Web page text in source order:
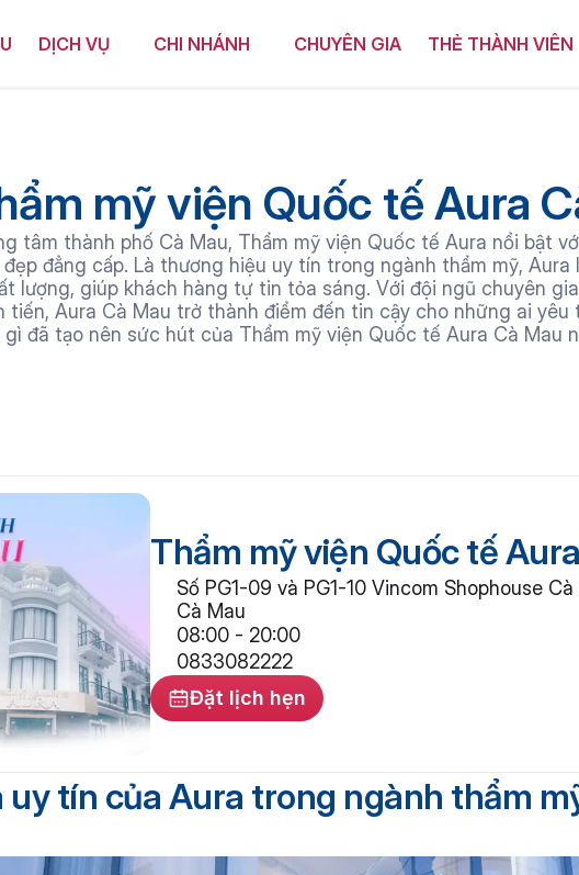
mỹ viện Quốc tế Aura
tâm thành phố Cà Mau, Thẩm mỹ viện Quốc tế Aura nổi bật
đẳng cấp. Là thương hiệu uy tín trong ngành thẩm mỹ,
lượng, giúp khách hàng tự tin tỏa sáng. Với đội ngũ chuyên
tiến, Aura Cà Mau trở thành điểm đến tin cậy cho những ai yêu
gì đã tạo nên sức hút của Thẩm mỹ viện Quốc tế Aura Cà Mau
Thẩm mỹ viện Quốc tế
Số PG1-09 và PG1-10 Vincom Shophouse Cà
Cà Mau
08:00 - 20:00
0833082222
Đặt lịch hẹn
uy tín của Aura trong ngành thẩm
DỊCH VỤ CHI NHÁNH CHUYÊN GIA THẺ THÀNH VIÊN